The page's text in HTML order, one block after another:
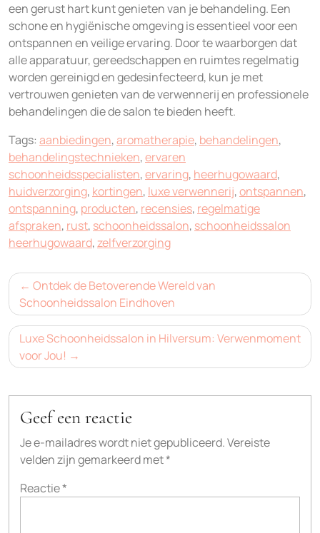
een gerust hart kunt genieten van je behandeling. Een
schone en hygiënische omgeving is essentieel voor een
ontspannen en veilige ervaring. Door te waarborgen dat
alle apparatuur, gereedschappen en ruimtes regelmatig
worden gereinigd en gedesinfecteerd, kun je met
vertrouwen genieten van de verwennerij en professionele
behandelingen die de salon te bieden heeft.
Tags: aanbiedingen,aromatherapie, behandelingen,
behandelingstechnieken,ervaren
schoonheidsspecialisten,ervaring, heerhugowaard,
huidverzorging, kortingen, luxe verwennerij,ontspannen,
ontspanning, producten, recensies, regelmatige
afspraken, rust, schoonheidssalon, schoonheidssalon
heerhugowaard,zelfverzorging
Bericht
navigatie
Ontdek de Betoverende Wereld van
Schoonheidssalon Eindhoven
Luxe Schoonheidssalon in Hilversum: Verwenmoment
voor Jou!
Geef een reactie
Je e-mailadres wordt niet gepubliceerd.Vereiste
velden zijn gemarkeerd met*
Reactie*